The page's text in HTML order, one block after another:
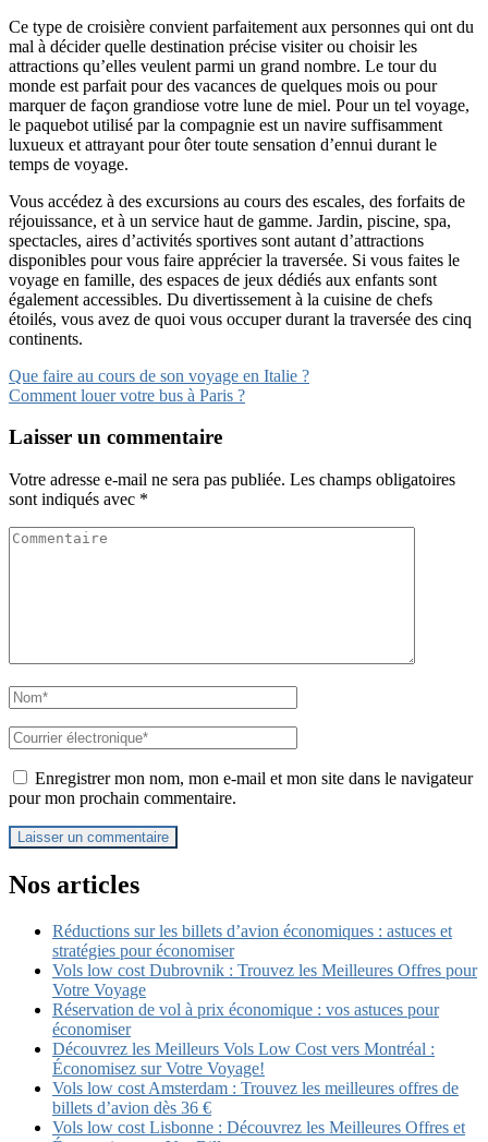
Ce type de croisière convient parfaitement aux personnes qui ont du
mal à décider quelle destination précise visiter ou choisir les
attractions qu’elles veulent parmi un grand nombre. Le tour du
monde est parfait pour des vacances de quelques mois ou pour
marquer de façon grandiose votre lune de miel. Pour un tel voyage,
le paquebot utilisé par la compagnie est un navire suffisamment
luxueux et attrayant pour ôter toute sensation d’ennui durant le
temps de voyage.
Vous accédez à des excursions au cours des escales, des forfaits de
réjouissance, et à un service haut de gamme. Jardin, piscine, spa,
spectacles, aires d’activités sportives sont autant d’attractions
disponibles pour vous faire apprécier la traversée. Si vous faites le
voyage en famille, des espaces de jeux dédiés aux enfants sont
également accessibles. Du divertissement à la cuisine de chefs
étoilés, vous avez de quoi vous occuper durant la traversée des cinq
continents.
Navigation
de
l’article
Que faire au cours de son voyage en Italie ?
Comment louer votre bus à Paris ?
Laisser un commentaire
Votre adresse e-mail ne sera pas publiée. Les champs obligatoires
sont indiqués avec *
Commentaire
Name
Email*
Enregistrer mon nom, mon e-mail et mon site dans le navigateur
pour mon prochain commentaire.
Nos articles
Réductions sur les billets d’avion économiques : astuces et
stratégies pour économiser
Vols low cost Dubrovnik : Trouvez les Meilleures Offres pour
Votre Voyage
Réservation de vol à prix économique : vos astuces pour
économiser
Découvrez les Meilleurs Vols Low Cost vers Montréal :
Économisez sur Votre Voyage!
Vols low cost Amsterdam : Trouvez les meilleures offres de
billets d’avion dès 36 €
Vols low cost Lisbonne : Découvrez les Meilleures Offres et